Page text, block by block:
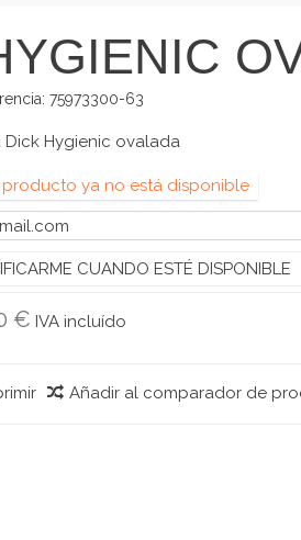
75973300-63
Dick Hygienic ovalada
producto ya no está disponible
CUANDO ESTÉ DISPONIBLE
€ IVA incluído
Añadir al comparador de